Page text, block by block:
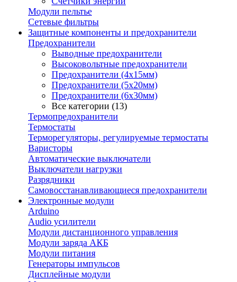
Модули пельтье
Сетевые фильтры
Защитные компоненты и предохранители
Предохранители
Выводные предохранители
Высоковольтные предохранители
Предохранители (4х15мм)
Предохранители (5х20мм)
Предохранители (6х30мм)
Все категории (13)
Термопредохранители
Термостаты
Терморегуляторы, регулируемые термостаты
Варисторы
Автоматические выключатели
Выключатели нагрузки
Разрядники
Самовосстанавливающиеся предохранители
Электронные модули
Arduino
Audio усилители
Модули дистанционного управления
Модули заряда АКБ
Модули питания
Генераторы импульсов
Дисплейные модули